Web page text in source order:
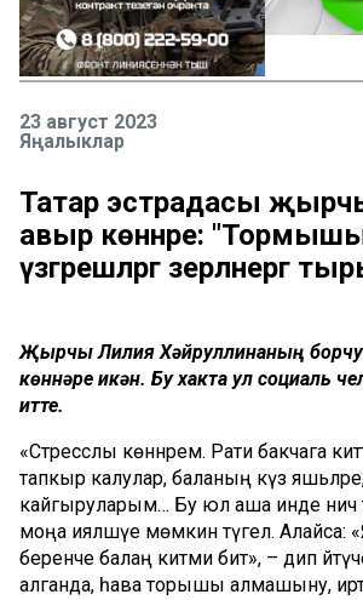
23 август 2023
Яңалыклар
Татар эстрадасы
авыр көннәре:
үзгәрешләргә әзерләнергә
Җырчы Лилия Хәйруллинаның
көннәре икән. Бу хакта ул социаль
итте.
«Стресслы көннәрем. Рати бакчага
тапкыр калулар, баланың күз
кайгыруларым… Бу юл аша инде ничә
моңа ияләшүе мөмкин түгел. Алайса:
беренче балаң китми бит», – дип
алганда, һава торышы алмашыну, иртә